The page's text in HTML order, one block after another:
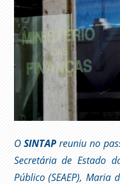
OSINTAPreuniu no
Secretária de Estado
Público (SEAEP), Maria